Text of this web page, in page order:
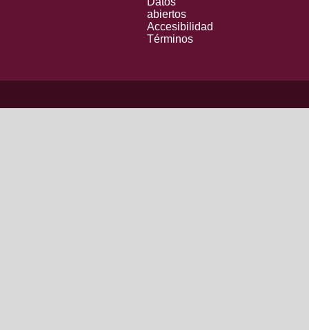
abiertos
Accesibilidad
Términos